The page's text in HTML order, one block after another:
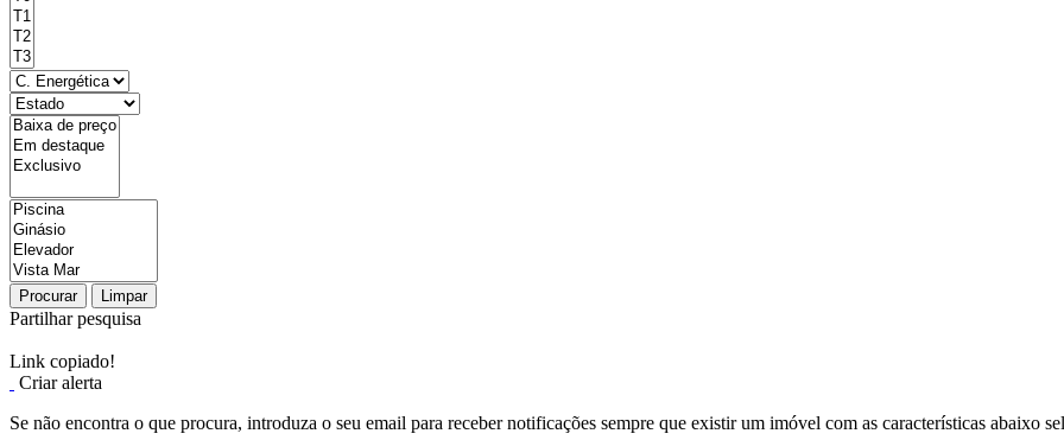
Procurar Limpar
Partilhar pesquisa
Link copiado!
Criar alerta
Se não encontra o que procura, introduza o seu email para receber notificações sempre que existir um imóvel com as características abaixo